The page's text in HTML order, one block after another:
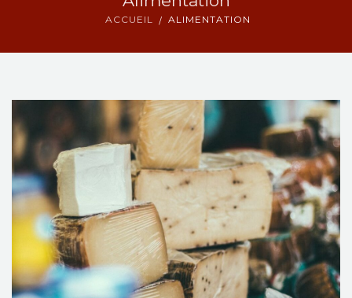
NOS ACTIONS
CONTACT
ACCUEIL ALIMENTATION